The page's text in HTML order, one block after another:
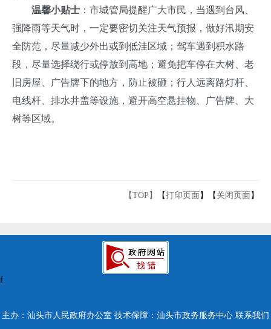
温馨小贴士 ：市城管局提醒广大市民，当遇到台风、
强降雨等天气时，一定要密切关注天气预报，做好汛期安
全防范，尽量减少外出或到低洼区域；驾车遇到积水路
段，尽量选择绕行或停放到高地；避免把车停在大树、老
旧房屋、广告牌下的地方，防止被砸；行人远离路灯杆、
电线杆、排水井盖等设施，避开高空悬挂物、广告牌、大
树等区域。
【TOP】 【打印页面 】【 关闭页面 】
主办：汕头市人民政府办公室 技术保障：汕头市政务服务中心 联系我们
f